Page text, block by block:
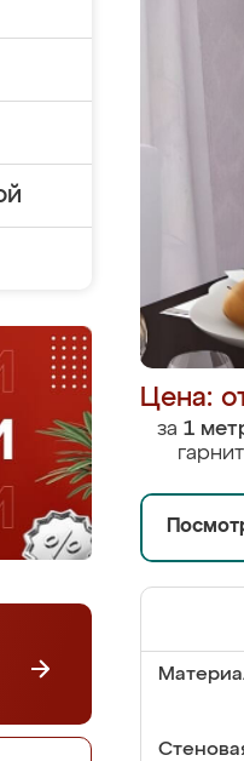
Цена:
за 1